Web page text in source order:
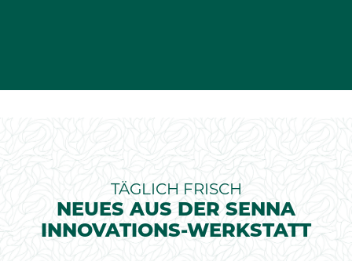
TÄGLICH FRISCH
NEUES AUS DER SENNA
INNOVATIONS-WERKSTATT